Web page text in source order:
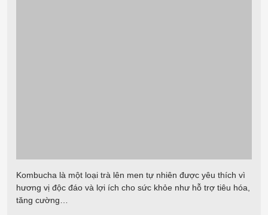
Để lại một bình luận
Email của bạn sẽ không được hiển thị công khai.
Các trường bắt buộc được đánh dấu